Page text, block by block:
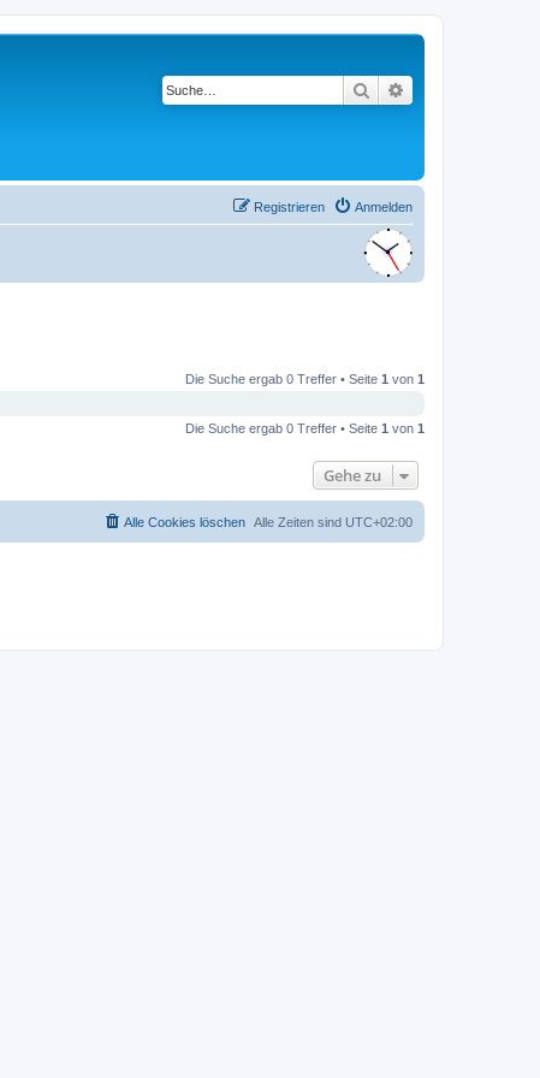
Suche
Anmelden
Registrieren
Die Suche ergab 0 Treffer • Seite 1 von 1
Die Suche ergab 0 Treffer • Seite 1 von 1
Gehe zu
Alle Zeiten sind UTC+02:00
Alle Cookies löschen